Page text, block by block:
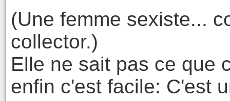
(Une femme sexiste...
collector.)
Elle ne sait pas ce que
enfin c'est facile: C'est